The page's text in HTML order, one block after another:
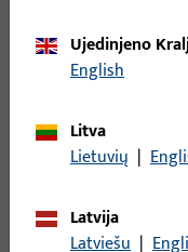
FAQ PODRUČJE
Imate li još
Sve važne informacije
Ujedinjeno
English
Litva
Lietuvių |
Latvija
Latviešu |